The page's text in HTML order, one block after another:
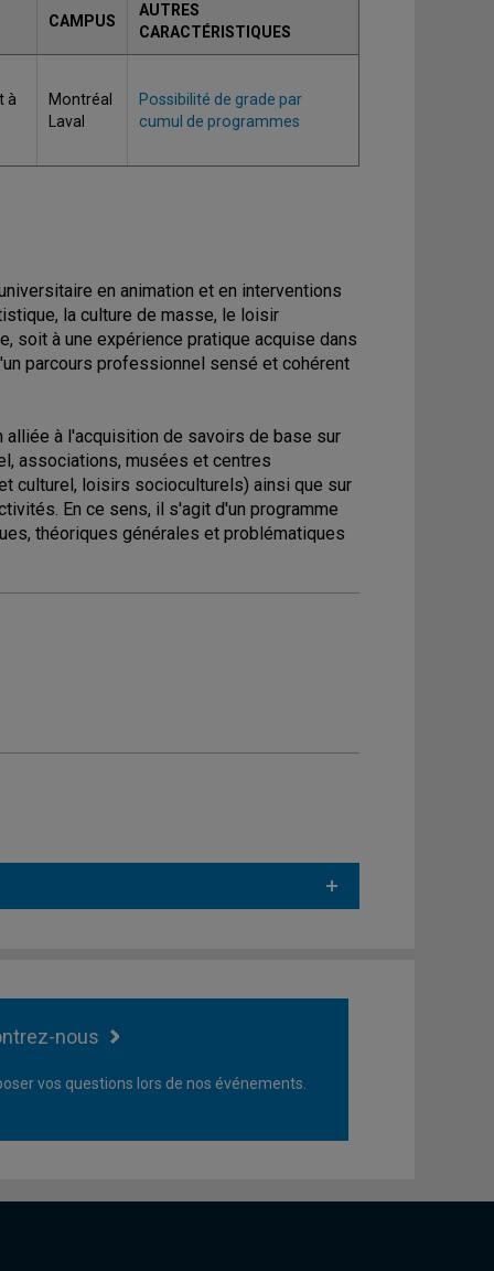
CAMPUS
AUTRES
CARACTÉRISTIQUES
à
Montréal
Laval
Possibilité de grade par
cumul de programmes
en animation et en interventions
la culture de masse, le loisir
soit à une expérience pratique acquise dans
parcours professionnel sensé et cohérent
à l'acquisition de savoirs de base sur
associations, musées et centres
culturel, loisirs socioculturels) ainsi que sur
En ce sens, il s'agit d'un programme
théoriques générales et problématiques
nous
vos questions lors de nos événements.